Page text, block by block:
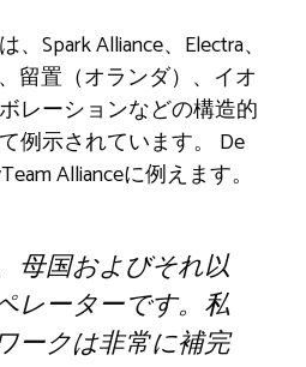
Spark Alliance、Electra、
留置（オランダ）、イオ
レーションなどの構造的
例示されています。 De
Allianceに例えます。
母国およびそれ以
レーターです。私
ークは非常に補完